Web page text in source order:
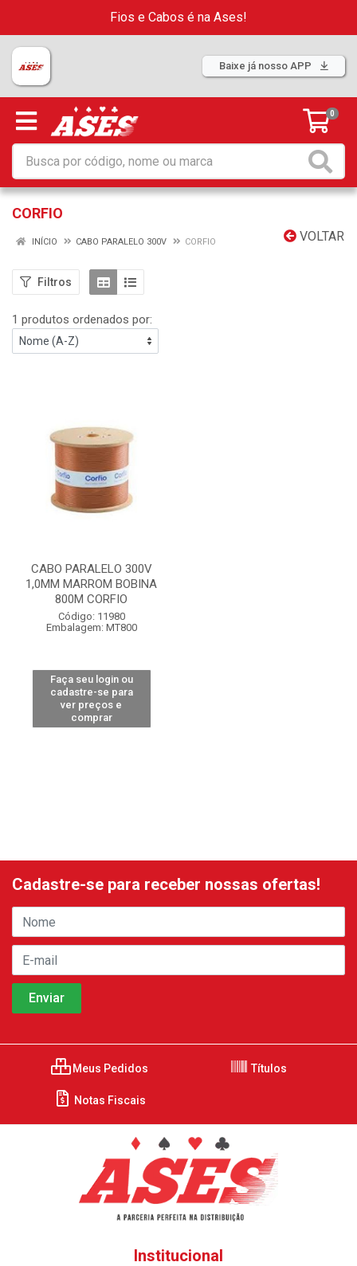
Fios e Cabos é na Ases!
Baixe já nosso APP
0
CORFIO
VOLTAR
INÍCIO CABO PARALELO 300V CORFIO
Filtros
1 produtos ordenados por:
CABO PARALELO 300V
1,0MM MARROM BOBINA
800M CORFIO
Código: 11980
Embalagem: MT800
Faça seu login ou
cadastre-se para
ver preços e
comprar
Cadastre-se para receber nossas ofertas!
Meus Pedidos Títulos
Notas Fiscais
Institucional